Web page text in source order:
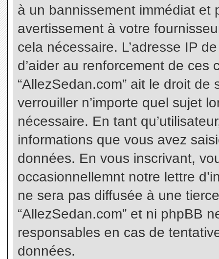
à un bannissement immédiat et
avertissement à votre
cela nécessaire. L’adresse IP
d’aider au renforcement de
“AllezSedan.com” ait le droit de
verrouiller n’importe quel sujet
nécessaire. En tant
informations que vous avez
données. En vous inscrivant,
occasionnellemnt notre lettre
ne sera pas diffusée à une
“AllezSedan.com” et ni phpBB
responsables en cas de
données.